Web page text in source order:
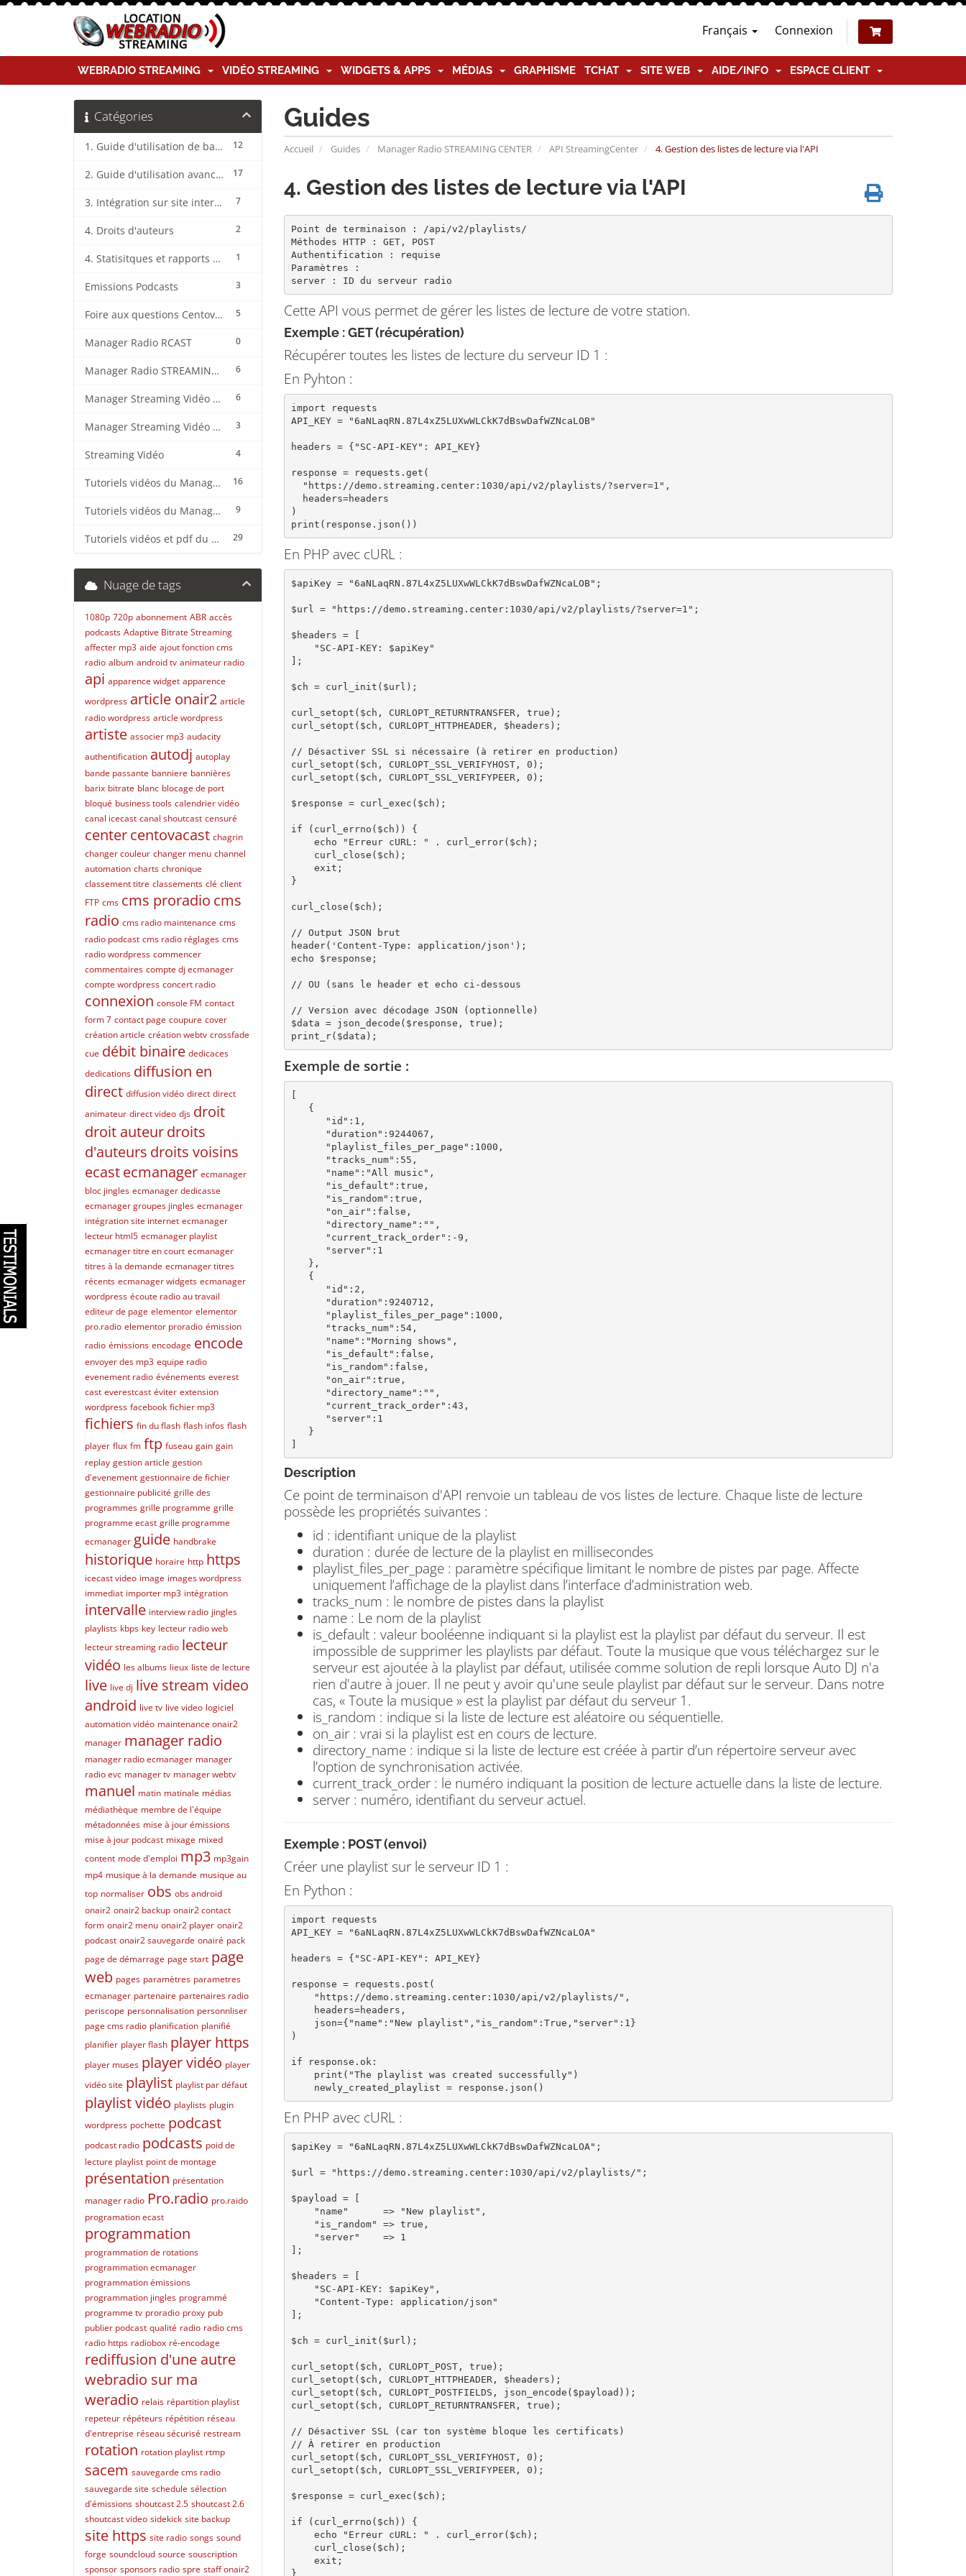
Français Connexion
WEBRADIO STREAMING VIDÉO STREAMING WIDGETS & APPS MÉDIAS GRAPHISME TCHAT SITE WEB AIDE/INFO ESPACE CLIENT
Guides
Accueil Guides Manager Radio STREAMING CENTER API StreamingCenter 4. Gestion des listes de lecture via l'API
Catégories
12
1. Guide d'utilisation de base CentovaCast
17
2. Guide d'utilisation avancée CentovaCast
7
3. Intégration sur site internet CentovaCast
2
4. Droits d'auteurs
1
4. Statisitques et rapports CentovaCast
3
Emissions Podcasts
5
Foire aux questions CentovaCast
0
Manager Radio RCAST
6
Manager Radio STREAMING CENTER
6
Manager Streaming Vidéo TVMCP
3
Manager Streaming Vidéo VDO
4
Streaming Vidéo
16
Tutoriels vidéos du Manager Radio CentovaCast
9
Tutoriels vidéos du Manager Radio STREAMING CENTER
29
Tutoriels vidéos et pdf du CMS Radio Wordpress + OnAir2/Pro.Radio
4. Gestion des listes de lecture via l'API
Point de terminaison : /api/v2/playlists/
Méthodes HTTP : GET, POST
Authentification : requise
Paramètres :
server : ID du serveur radio
Cette API vous permet de gérer les listes de lecture de votre station.
Exemple : GET (récupération)
Récupérer toutes les listes de lecture du serveur ID 1 :
En Pyhton :
import requests
API_KEY = "6aNLaqRN.87L4xZ5LUXwWLCkK7dBswDafWZNcaLOB"
headers = {"SC-API-KEY": API_KEY}
response = requests.get(
)
print(response.json())
En PHP avec cURL :
$apiKey = "6aNLaqRN.87L4xZ5LUXwWLCkK7dBswDafWZNcaLOB";
$url = "https://demo.streaming.center:1030/api/v2/playlists/?server=1";
$headers = [
];
$ch = curl_init($url);
curl_setopt($ch, CURLOPT_RETURNTRANSFER, true);
curl_setopt($ch, CURLOPT_HTTPHEADER, $headers);
// Désactiver SSL si nécessaire (à retirer en production)
curl_setopt($ch, CURLOPT_SSL_VERIFYHOST, 0);
curl_setopt($ch, CURLOPT_SSL_VERIFYPEER, 0);
$response = curl_exec($ch);
if (curl_errno($ch)) {
}
curl_close($ch);
// Output JSON brut
header('Content-Type: application/json');
echo $response;
// OU (sans le header et echo ci-dessous
// Version avec décodage JSON (optionnelle)
$data = json_decode($response, true);
Exemple de sortie :
[
]
Description
Ce point de terminaison d'API renvoie un tableau de vos listes de lecture. Chaque liste de lecture
possède les propriétés suivantes :
id : identifiant unique de la playlist
duration : durée de lecture de la playlist en millisecondes
playlist_files_per_page : paramètre spécifique limitant le nombre de pistes par page. Affecte
uniquement l’affichage de la playlist dans l’interface d’administration web.
tracks_num : le nombre de pistes dans la playlist
name : Le nom de la playlist
is_default : valeur booléenne indiquant si la playlist est la playlist par défaut du serveur. Il est
impossible de supprimer les playlists par défaut. Toute la musique que vous téléchargez sur le
serveur est ajoutée à la playlist par défaut, utilisée comme solution de repli lorsque Auto DJ n'a
rien d'autre à jouer. Il ne peut y avoir qu'une seule playlist par défaut sur le serveur. Dans notre
cas, « Toute la musique » est la playlist par défaut du serveur 1.
is_random : indique si la liste de lecture est aléatoire ou séquentielle.
on_air : vrai si la playlist est en cours de lecture.
directory_name : indique si la liste de lecture est créée à partir d’un répertoire serveur avec
l’option de synchronisation activée.
current_track_order : le numéro indiquant la position de lecture actuelle dans la liste de lecture.
server : numéro, identifiant du serveur actuel.
Exemple : POST (envoi)
Créer une playlist sur le serveur ID 1 :
En Python :
import requests
API_KEY = "6aNLaqRN.87L4xZ5LUXwWLCkK7dBswDafWZNcaLOA"
headers = {"SC-API-KEY": API_KEY}
response = requests.post(
)
if response.ok:
    newly_created_playlist = response.json()
En PHP avec cURL :
$apiKey = "6aNLaqRN.87L4xZ5LUXwWLCkK7dBswDafWZNcaLOA";
$url = "https://demo.streaming.center:1030/api/v2/playlists/";
$payload = [
];
$headers = [
];
$ch = curl_init($url);
curl_setopt($ch, CURLOPT_POST, true);
curl_setopt($ch, CURLOPT_HTTPHEADER, $headers);
curl_setopt($ch, CURLOPT_POSTFIELDS, json_encode($payload));
curl_setopt($ch, CURLOPT_RETURNTRANSFER, true);
// Désactiver SSL (car ton système bloque les certificats)
// À retirer en production
curl_setopt($ch, CURLOPT_SSL_VERIFYHOST, 0);
curl_setopt($ch, CURLOPT_SSL_VERIFYPEER, 0);
$response = curl_exec($ch);
if (curl_errno($ch)) {
}
Nuage de tags
1080p 720p abonnement ABR accès
podcasts Adaptive Bitrate Streaming
affecter mp3 aide ajout fonction cms
radio album android tv animateur radio
api apparence widget apparence
wordpress article onair2 article
radio wordpress article wordpress
artiste associer mp3 audacity
authentification autodj autoplay
bande passante banniere bannières
barix bitrate blanc blocage de port
bloqué business tools calendrier vidéo
canal icecast canal shoutcast censuré
centercentovacast chagrin
changer couleur changer menu channel
automation charts chronique
classement titre classements clé client
FTP cms cms proradio cms
radio cms radio maintenance cms
radio podcast cms radio réglages cms
radio wordpress commencer
commentaires compte dj ecmanager
compte wordpress concert radio
connexion console FM contact
form 7 contact page coupure cover
création article création webtv crossfade
cue débit binaire dedicaces
dedications diffusion en
direct diffusion vidéo direct direct
animateur direct video djs droit
droit auteurdroits
d'auteurs droits voisins
ecastecmanager ecmanager
bloc jingles ecmanager dedicasse
ecmanager groupes jingles ecmanager
intégration site internet ecmanager
lecteur html5 ecmanager playlist
ecmanager titre en court ecmanager
titres à la demande ecmanager titres
récents ecmanager widgets ecmanager
wordpress écoute radio au travail
editeur de page elementor elementor
pro.radio elementor proradio émission
radio émissions encodage encode
envoyer des mp3 equipe radio
evenement radio événements everest
cast everestcast éviter extension
wordpress facebook fichier mp3
fichiers fin du flash flash infos flash
player flux fm ftp fuseau gain gain
replay gestion article gestion
d'evenement gestionnaire de fichier
gestionnaire publicité grille des
programmes grille programme grille
programme ecast grille programme
ecmanager guide handbrake
historique horaire http https
icecast video image images wordpress
immediat importer mp3 intégration
intervalle interview radio jingles
playlists kbps key lecteur radio web
lecteur streaming radio lecteur
vidéo les albums lieux liste de lecture
live live dj live stream video
android live tv live video logiciel
automation vidéo maintenance onair2
manager manager radio
manager radio ecmanager manager
radio evc manager tv manager webtv
manuel matin matinale médias
médiathèque membre de l'équipe
métadonnées mise à jour émissions
mise à jour podcast mixage mixed
content mode d'emploi mp3 mp3gain
mp4 musique à la demande musique au
top normaliser obs obs android
onair2 onair2 backup onair2 contact
form onair2 menu onair2 player onair2
podcast onair2 sauvegarde onairé pack
page de démarrage page start page
web pages paramètres parametres
ecmanager partenaire partenaires radio
periscope personnalisation personnliser
page cms radio planification planifié
planifier player flash player https
player muses player vidéo player
vidéo site playlist playlist par défaut
playlist vidéo playlists plugin
wordpress pochette podcast
podcast radio podcasts poid de
lecture playlist point de montage
présentation présentation
manager radio Pro.radio pro.raido
programation ecast
programmation
programmation de rotations
programmation ecmanager
programmation émissions
programmation jingles programmé
programme tv proradio proxy pub
publier podcast qualité radio radio cms
radio https radiobox ré-encodage
rediffusion d'une autre
webradio sur ma
weradio relais répartition playlist
repeteur répéteurs répétition réseau
d'entreprise réseau sécurisé restream
rotation rotation playlist rtmp
sacem sauvegarde cms radio
sauvegarde site schedule sélection
d'émissions shoutcast 2.5 shoutcast 2.6
shoutcast video sidekick site backup
site https site radio songs sound
forge soundcloud source souscription
sponsor sponsors radio spre staff onair2